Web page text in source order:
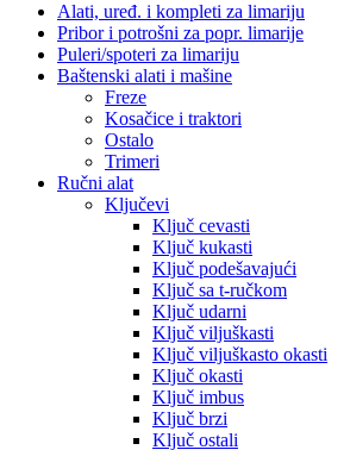
Alati, uređ. i kompleti za limariju
Pribor i potrošni za popr. limarije
Puleri/spoteri za limariju
Baštenski alati i mašine
Freze
Kosačice i traktori
Ostalo
Trimeri
Ručni alat
Ključevi
Ključ cevasti
Ključ kukasti
Ključ podešavajući
Ključ sa t-ručkom
Ključ udarni
Ključ viljuškasti
Ključ viljuškasto okasti
Ključ okasti
Ključ imbus
Ključ brzi
Ključ ostali